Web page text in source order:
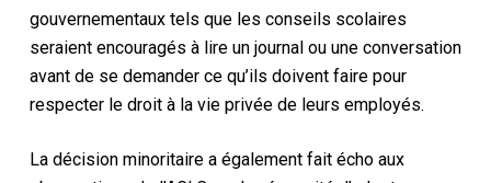
gouvernementaux tels que les conseils scolaires
seraient encouragés à lire un journal ou une conversation
avant de se demander ce qu’ils doivent faire pour
respecter le droit à la vie privée de leurs employés.
La décision minoritaire a également fait écho aux